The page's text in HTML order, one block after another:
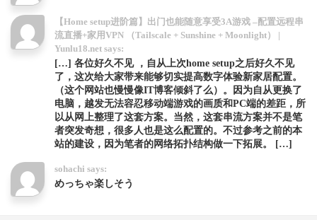
【Home setup进阶篇】出门也能随意享受3A游戏 –配置远程串
流直播+家用VPN （Tailscale + Sunshine + Moonlight） |
Yunlu18.net says:
[…] 各位好久不见 ，自从上次home setup之后好久不见
了，这次给大家带来能够切实提高数字体验新家居配置。
（这个网站也慢慢像IT博客倾斜了么）。因为自从更换了
电脑，越发无法容忍移动端游戏的画质和PC端的差距，所
以从网上整理了这套方案。当然，这套串流方案并不是笔
者突发奇想，很多人也是这么配置的。不过参考之前的本
站的建设，因为笔者的网络拓扑结构做一下拓展。 […]
sohachi says:
めっちゃ楽しそう